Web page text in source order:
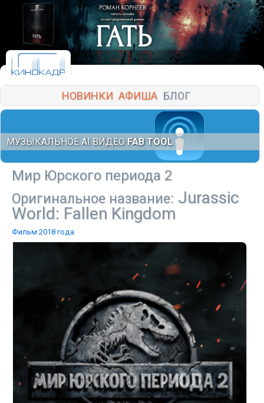
НОВИНКИ АФИША БЛОГ
МУЗЫКАЛЬНОЕ AI ВИДЕО FAB TOOL
Мир Юрского периода 2
Оригинальное название: Jurassic
World: Fallen Kingdom
Фильм 2018 года